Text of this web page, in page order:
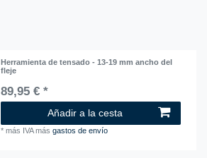
Herramienta de tensado - 13-19 mm ancho del
fleje
89,95 € *
Añadir a la cesta
*más IVAmásgastos de envío